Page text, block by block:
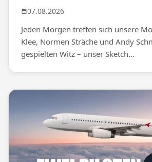
07.08.2026
Jeden Morgen treffen sich unsere
Klee, Normen Sträche und Andy
gespielten Witz – unser Sketch...